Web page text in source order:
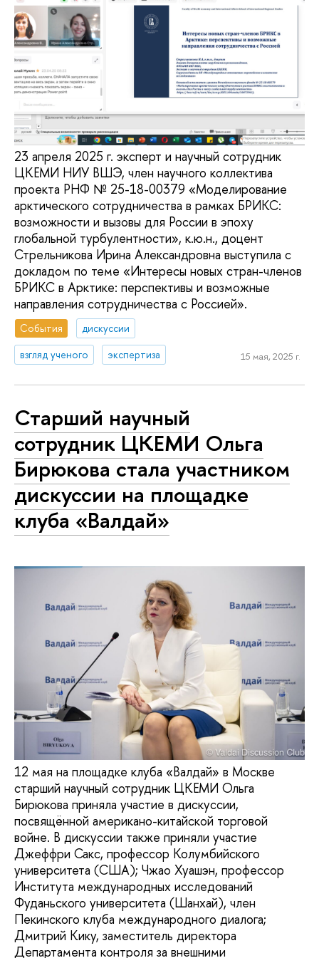
23 апреля 2025 г. эксперт и научный сотрудник
ЦКЕМИ НИУ ВШЭ, член научного коллектива
проекта РНФ № 25-18-00379 «Моделирование
арктического сотрудничества в рамках БРИКС:
возможности и вызовы для России в эпоху
глобальной турбулентности», к.ю.н., доцент
Стрельникова Ирина Александровна выступила с
докладом по теме «Интересы новых стран-членов
БРИКС в Арктике: перспективы и возможные
направления сотрудничества с Россией».
События
дискуссии
взгляд ученого
экспертиза 15 мая, 2025 г.
Старший научный
сотрудник ЦКЕМИ Ольга
Бирюкова стала участником
дискуссии на площадке
клуба «Валдай»
12 мая на площадке клуба «Валдай» в Москве
старший научный сотрудник ЦКЕМИ Ольга
Бирюкова приняла участие в дискуссии,
посвящённой американо-китайской торговой
войне. В дискуссии также приняли участие
Джеффри Сакс, профессор Колумбийского
университета (США); Чжао Хуашэн, профессор
Института международных исследований
Фуданьского университета (Шанхай), член
Пекинского клуба международного диалога;
Дмитрий Кику, заместитель директора
Департамента контроля за внешними